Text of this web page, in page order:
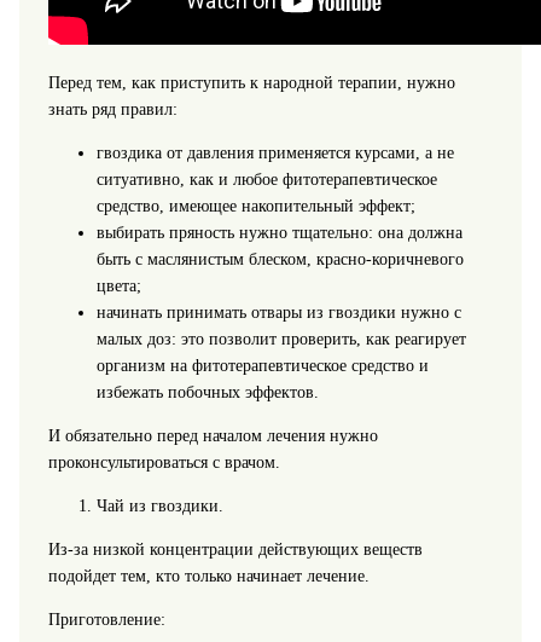
Перед тем, как приступить к народной терапии, нужно
знать ряд правил:
гвоздика от давления применяется курсами, а не
ситуативно, как и любое фитотерапевтическое
средство, имеющее накопительный эффект;
выбирать пряность нужно тщательно: она должна
быть с маслянистым блеском, красно-коричневого
цвета;
начинать принимать отвары из гвоздики нужно с
малых доз: это позволит проверить, как реагирует
организм на фитотерапевтическое средство и
избежать побочных эффектов.
И обязательно перед началом лечения нужно
проконсультироваться с врачом.
Чай из гвоздики.
Из-за низкой концентрации действующих веществ
подойдет тем, кто только начинает лечение.
Приготовление: